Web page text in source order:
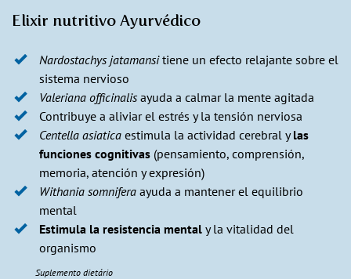
Elixir nutritivo Ayurvédico
Nardostachys jatamansitiene un efecto relajante sobre el
sistema nervioso
Valeriana officinalis ayuda a calmar la mente agitada
Contribuye a aliviar el estrés y la tensión nerviosa
Centella asiatica estimula la actividad cerebral ylas
funciones cognitivas (pensamiento, comprensión,
memoria, atención y expresión)
Withania somnifera ayuda a mantener el equilibrio
mental
Estimula la resistencia mental y la vitalidad del
organismo
Suplemento dietário